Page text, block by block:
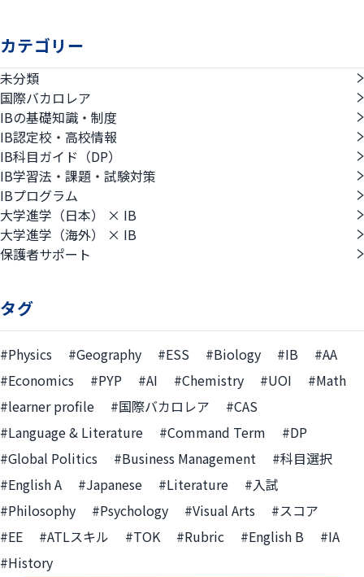
カテゴリー
未分類
国際バカロレア
IBの基礎知識・制度
IB認定校・高校情報
IB科目ガイド（DP）
IB学習法・課題・試験対策
IBプログラム
大学進学（日本） × IB
大学進学（海外） × IB
保護者サポート
タグ
#Physics #Geography #ESS #Biology #IB
#AA
#Economics
#PYP #AI #Chemistry #UOI
#Math
#learner profile
#国際バカロレア
#CAS
#Language & Literature
#Command Term
#DP
#Global Politics
#Business Management
#科目選択
#English A
#Japanese #Literature
#入試
#Philosophy
#Psychology #Visual Arts
#スコア
#EE
#ATLスキル #TOK #Rubric #English B
#IA
#History